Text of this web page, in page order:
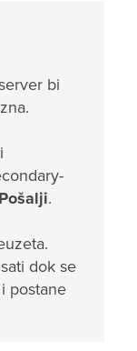
bi
Pošalji.
dok se
postane